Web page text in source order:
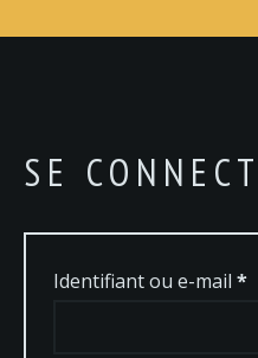
SE
Identifiant ou e-mail *